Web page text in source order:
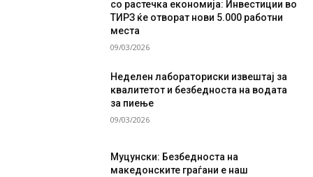
со растечка економија: Инвестиции во
ТИРЗ ќе отворат нови 5.000 работни
места
09/03/2026
Неделен лабораториски извештај за
квалитетот и безбедноста на водата
за пиење
09/03/2026
Муцунски: Безбедноста на
македонските граѓани е наш